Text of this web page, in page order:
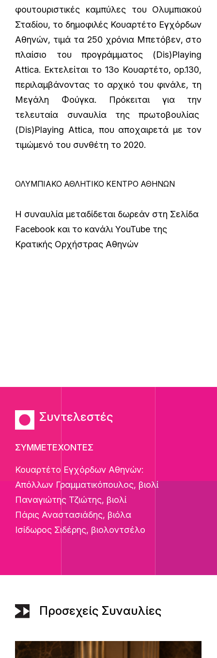
φουτουριστικές καμπύλες του Ολυμπιακού
Σταδίου, το δημοφιλές Κουαρτέτο Εγχόρδων
Αθηνών, τιμά τα 250 χρόνια Μπετόβεν, στο
πλαίσιο του προγράμματος (Dis)Playing
Attica. Εκτελείται το 13ο Κουαρτέτο, op.130,
περιλαμβάνοντας το αρχικό του φινάλε, τη
Μεγάλη Φούγκα. Πρόκειται για την
τελευταία συναυλία της πρωτοβουλίας
(Dis)Playing Attica, που αποχαιρετά με τον
τιμώμενό του συνθέτη το 2020.
ΟΛΥΜΠΙΑΚΟ ΑΘΛΗΤΙΚΟ ΚΕΝΤΡΟ ΑΘΗΝΩΝ
Η συναυλία μεταδίδεται δωρεάν στη Σελίδα
Facebook και το κανάλι YouTube της
Κρατικής Ορχήστρας Αθηνών
Συντελεστές
ΣΥΜΜΕΤΕΧΟΝΤΕΣ
Κουαρτέτο Εγχόρδων Αθηνών:
Απόλλων Γραμματικόπουλος, βιολί
Παναγιώτης Τζιώτης, βιολί
Πάρις Αναστασιάδης, βιόλα
Ισίδωρος Σιδέρης, βιολοντσέλο
Προσεχείς Συναυλίες